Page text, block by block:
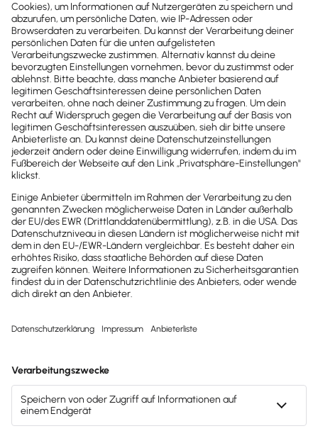
Newsletter
Brandheiße
News direkt in
dein Postfach
wichtige News zu
Gesetzesänderungen,
hilfreiche Praxis-Tipps und
kostenlose Tools für
Unternehmen erhalten?
Dann abonniere unseren